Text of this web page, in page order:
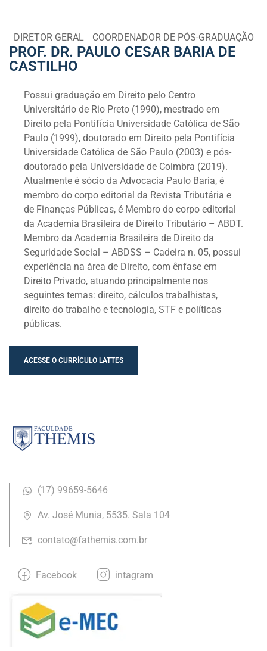
DIRETOR GERAL COORDENADOR DE PÓS-GRADUAÇÃO
PROF. DR. PAULO CESAR BARIA DE
CASTILHO
Possui graduação em Direito pelo Centro
Universitário de Rio Preto (1990), mestrado em
Direito pela Pontifícia Universidade Católica de São
Paulo (1999), doutorado em Direito pela Pontifícia
Universidade Católica de São Paulo (2003) e pós-
doutorado pela Universidade de Coimbra (2019).
Atualmente é sócio da Advocacia Paulo Baria, é
membro do corpo editorial da Revista Tributária e
de Finanças Públicas, é Membro do corpo editorial
da Academia Brasileira de Direito Tributário – ABDT.
Membro da Academia Brasileira de Direito da
Seguridade Social – ABDSS – Cadeira n. 05, possui
experiência na área de Direito, com ênfase em
Direito Privado, atuando principalmente nos
seguintes temas: direito, cálculos trabalhistas,
direito do trabalho e tecnologia, STF e políticas
públicas.
ACESSE O CURRÍCULO LATTES
(17) ​99659-5646
Av. José Munia, 5535. Sala 104
contato@fathemis.com.br
Facebook intagram